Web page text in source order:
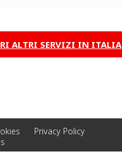
ALTRI SERVIZI IN ITALIA
Privacy Policy